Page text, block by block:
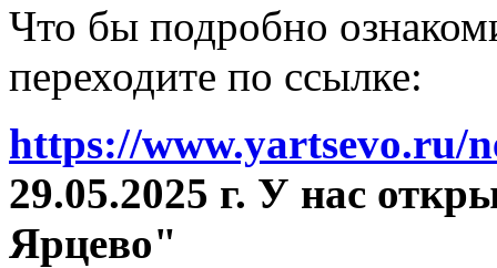
Что бы подробно
переходите по ссылке:
https://www.yartsevo.ru/
29.05.2025 г. У нас
Ярцево"